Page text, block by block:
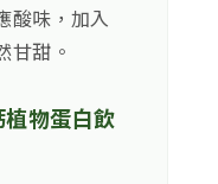
酸味，加入
甘甜。
物蛋白飲